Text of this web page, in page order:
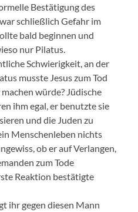
Bestätigung des
schließlich Gefahr im
bald beginnen und
nur Pilatus.
Schwierigkeit, an der
musste Jesus zum Tod
würde? Jüdische
ihm egal, er benutzte sie
und die Juden zu
Menschenleben nichts
ob er auf Verlangen,
zum Tode
Reaktion bestätigte
ihr gegen diesen Mann